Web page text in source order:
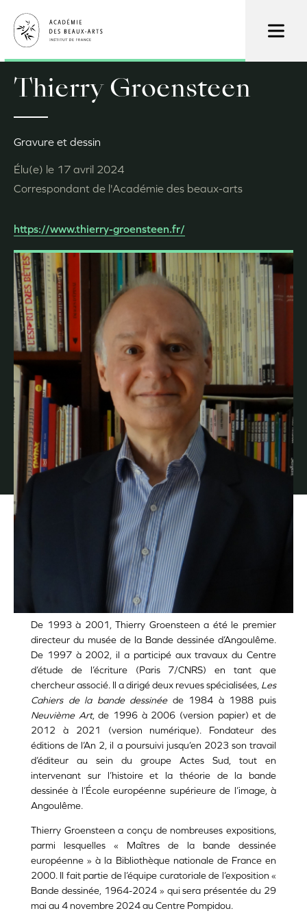
contenu
principal
Thierry Groensteen
Gravure et dessin
Élu(e) le 17 avril 2024
Correspondant de l'Académie des beaux-arts
https://www.thierry-groensteen.fr/
De 1993 à 2001, Thierry Groensteen a été le premier
directeur du musée de la Bande dessinée d’Angoulême.
De 1997 à 2002, il a participé aux travaux du Centre
d’étude de l’écriture (Paris 7/CNRS) en tant que
chercheur associé. Il a dirigé deux revues spécialisées, Les
Cahiers de la bande dessinéede 1984 à 1988 puis
Neuvième Art, de 1996 à 2006 (version papier) et de
2012 à 2021 (version numérique). Fondateur des
éditions de l’An 2, il a poursuivi jusqu’en 2023 son travail
d’éditeur au sein du groupe Actes Sud, tout en
intervenant sur l’histoire et la théorie de la bande
dessinée à l’École européenne supérieure de l’image, à
Angoulême.
Thierry Groensteen a conçu de nombreuses expositions,
parmi lesquelles « Maîtres de la bande dessinée
européenne » à la Bibliothèque nationale de France en
2000. Il fait partie de l’équipe curatoriale de l’exposition «
Bande dessinée, 1964-2024 » qui sera présentée du 29
mai au 4 novembre 2024 au Centre Pompidou.